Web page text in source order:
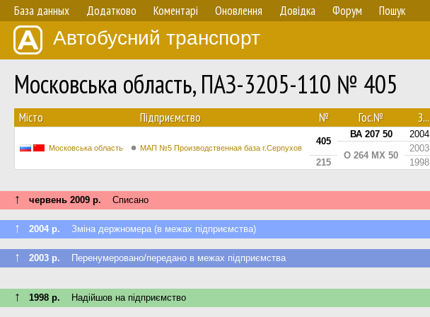
База данных Додатково Коментарі Оновлення Довідка Форум Пошук
Автобусний транспорт
Московська область, ПАЗ-3205-110 № 405
Мiсто Підприємство № Гос.№ З...
Московська область МАП №5 Производственная база г.Серпухов
405
ВА 207 50 2004
О 264 МХ 50
2003
215
1998
↑ червень 2009 р. Списано
↑ 2004 р. Зміна держномера (в межах підприємства)
↑ 2003 р. Перенумеровано/передано в межах підприємства
↑ 1998 р. Надійшов на підприємство